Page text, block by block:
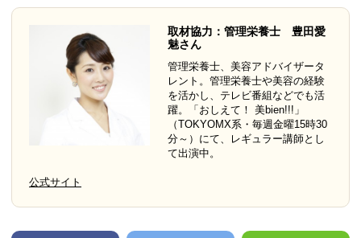
取材協力：管理栄養士 豊田愛
魅さん
管理栄養士、美容アドバイザータ
レント。管理栄養士や美容の経験
を活かし、テレビ番組などでも活
躍。「おしえて！ 美bien!!!」
（TOKYOMX系・毎週金曜15時30
分～）にて、レギュラー講師とし
て出演中。
公式サイト